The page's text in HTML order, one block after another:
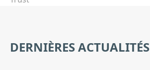
DERNIÈRES ACTUALITÉS